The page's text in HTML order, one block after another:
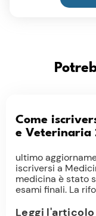
Come
e Veterinaria
ultimo
iscriversi a
medicina è stato
esami finali. La
Leggi l'articolo